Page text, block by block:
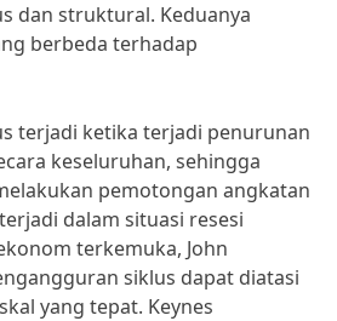
dan struktural. Keduanya
berbeda terhadap
terjadi ketika terjadi penurunan
keseluruhan, sehingga
pemotongan angkatan
dalam situasi resesi
terkemuka, John
siklus dapat diatasi
yang tepat. Keynes